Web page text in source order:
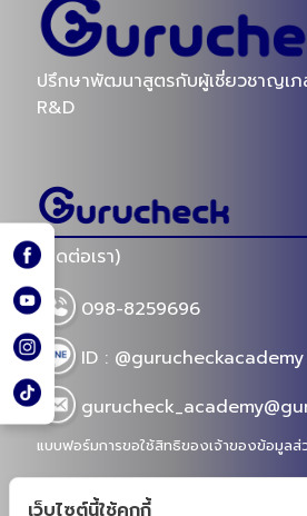
ปรึกษาพัฒนาสูตรกับผู้เชี่ยวชาญเภ
R&D
(ติดต่อเรา)
098-8259696
ID : @gurucheckacademy
แบบฟอร์มการขอใช้สิทธิของเจ้าของข้อมูลส่
เว็บไซต์นี้ใช้คุกกี้